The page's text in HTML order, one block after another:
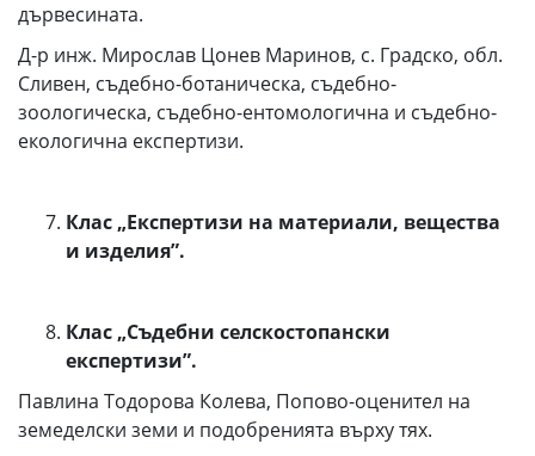
дървесината.
Д-р инж. Мирослав Цонев Маринов, с. Градско, обл.
Сливен, съдебно-ботаническа, съдебно-
зоологическа, съдебно-ентомологична и съдебно-
екологична експертизи.
Клас „Експертизи на материали, вещества
и изделия”.
Клас „Съдебни селскостопански
експертизи”.
Павлина Тодорова Колева, Попово-оценител на
земеделски земи и подобренията върху тях.